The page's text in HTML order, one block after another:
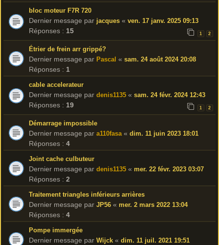
bloc moteur F7R 720
Dernier message par jacques « ven. 17 janv. 2025 09:13
Réponses : 15 1 2
Étrier de frein arr grippé?
Dernier message par Pascal « sam. 24 août 2024 20:08
Réponses : 1
cable accelerateur
Dernier message par denis1135 « sam. 24 févr. 2024 12:43
Réponses : 19 1 2
Démarrage impossible
Dernier message par a110fasa « dim. 11 juin 2023 18:01
Réponses : 4
Joint cache culbuteur
Dernier message par denis1135 « mer. 22 févr. 2023 03:07
Réponses : 2
Traitement triangles inférieurs arrières
Dernier message par JP56 « mer. 2 mars 2022 13:04
Réponses : 4
Pompe immergée
Dernier message par Wijck « dim. 11 juil. 2021 19:51